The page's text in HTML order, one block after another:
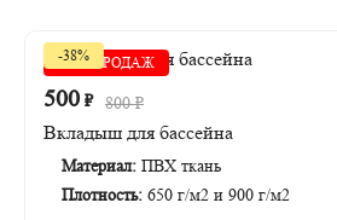
ХИТ ПРОДАЖ
-38%
500 ₽ 800₽
Вкладыш для бассейна
Материал: ПВХ ткань
Плотность: 650 г/м2 и 900 г/м2